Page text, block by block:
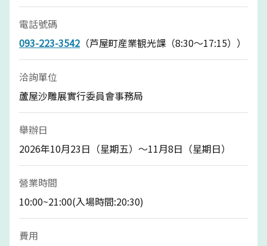
電話號碼
093-223-3542 （芦屋町産業観光課（8:30～17:15））
洽詢單位
蘆屋沙雕展實行委員會事務局
舉辦日
2026年10月23日（星期五）～11月8日（星期日）
營業時間
10:00~21:00(入場時間:20:30)
費用